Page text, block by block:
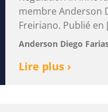
membre Anderson
Freiriano. Publié en
Anderson Diego
Lire plus ›